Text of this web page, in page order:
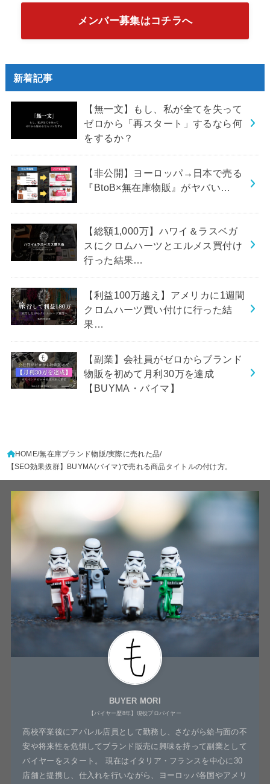
メンバー募集はコチラへ
新着記事
【無一文】もし、私が全てを失って
ゼロから「再スタート」するなら何
をするか？
【非公開】ヨーロッパ→日本で売る
『BtoB×無在庫物販』がヤバい…
【総額1,000万】ハワイ＆ラスベガ
スにクロムハーツとエルメス買付け
行った結果…
【利益100万越え】アメリカに1週間
クロムハーツ買い付けに行った結
果…
【副業】会社員がゼロからブランド
物販を初めて月利30万を達成
【BUYMA・バイマ】
HOME 無在庫ブランド物販 実際に売れた品
【SEO効果抜群】BUYMA(バイマ)で売れる商品タイトルの付け方。
BUYER MORI
【バイヤー歴8年】現役プロバイヤー
高校卒業後にアパレル店員として勤務し、さながら給与面の不
安や将来性を危惧してブランド販売に興味を持って副業として
バイヤーをスタート。 現在はイタリア・フランスを中心に30
店舗と提携し、仕入れを行いながら、ヨーロッパ各国やアメリ